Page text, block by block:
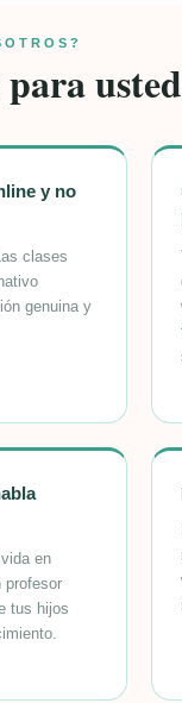
y no
clases
genuina y
en
profesor
tus hijos